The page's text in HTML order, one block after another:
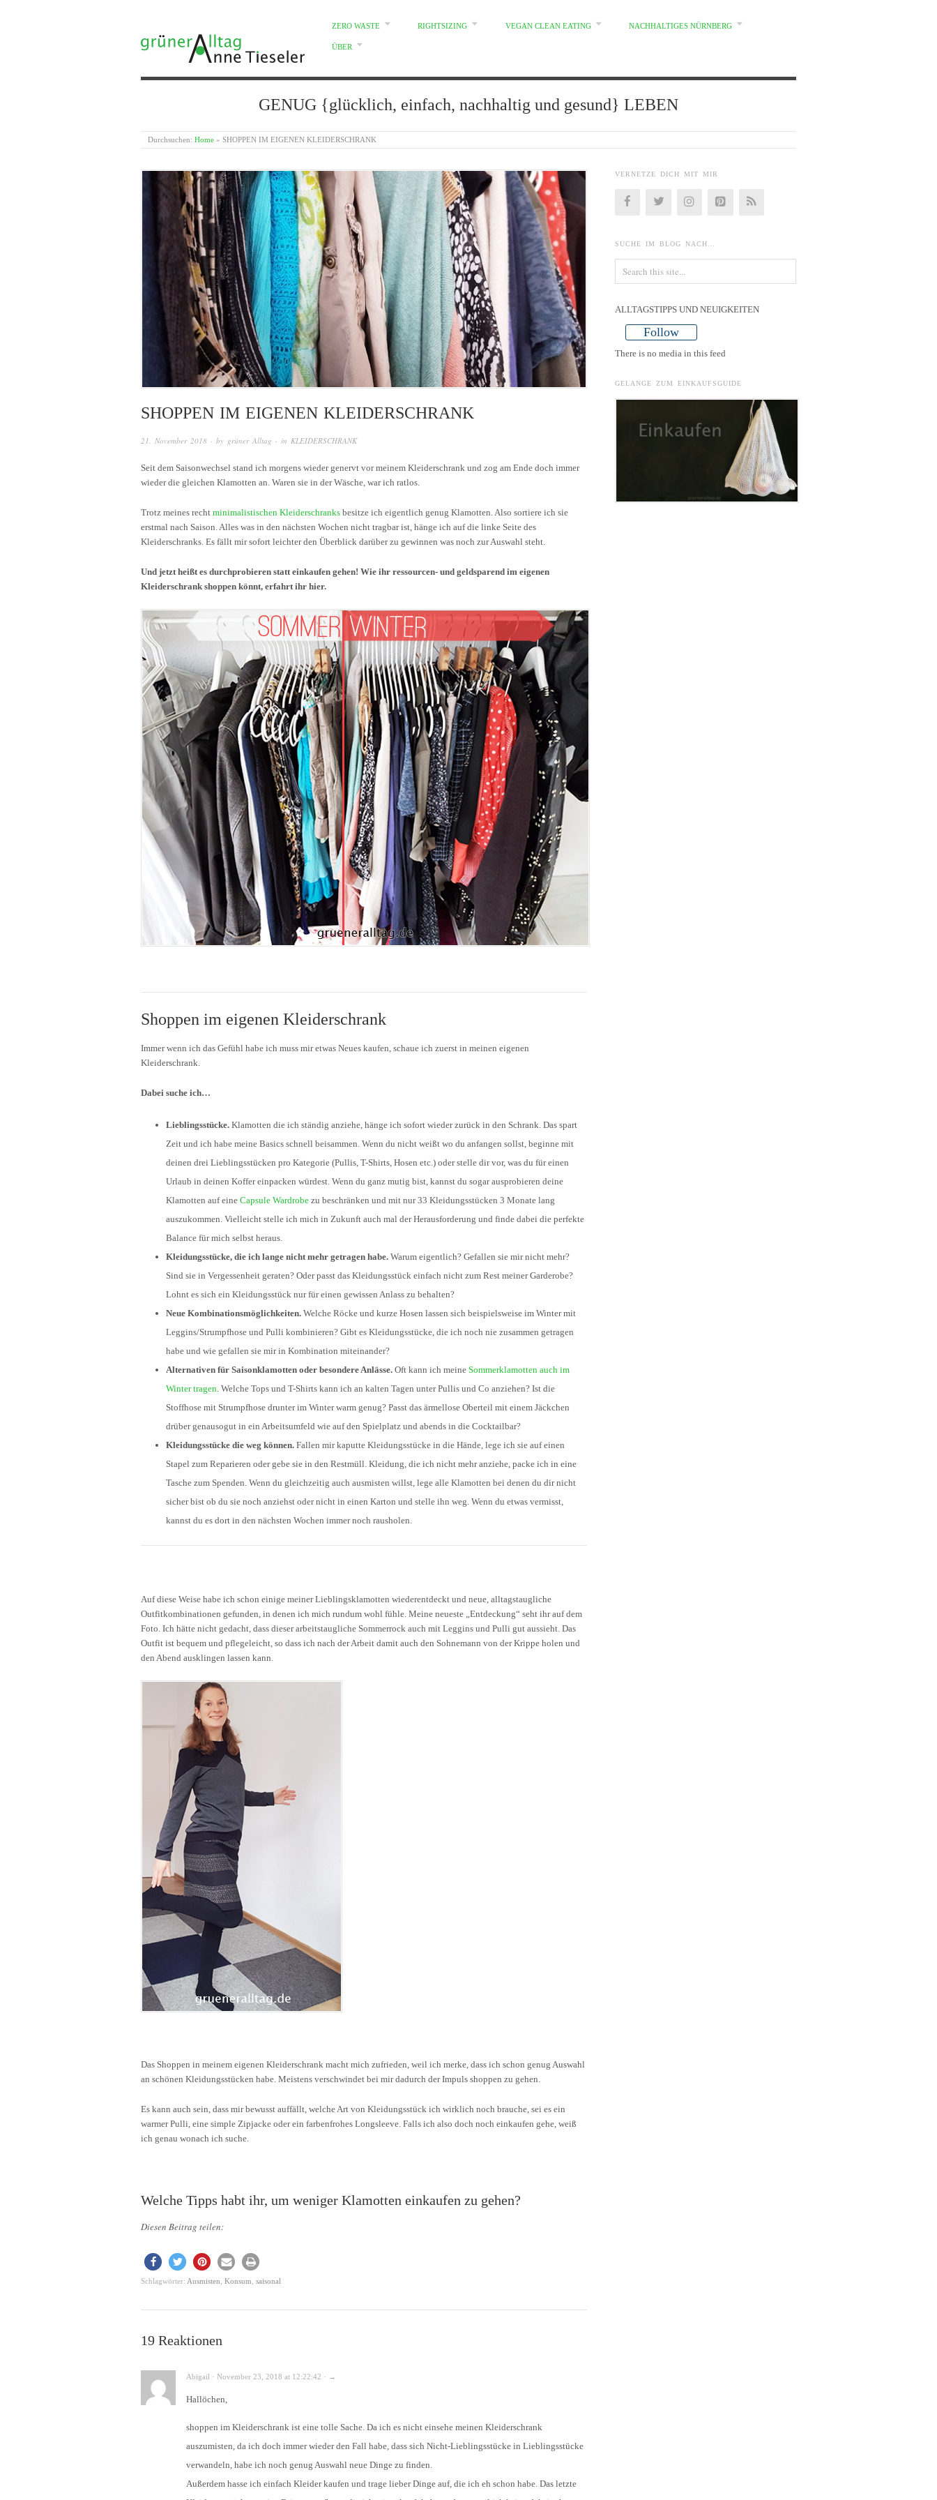
GRÜNER ALLTAG
ZERO WASTE RIGHTSIZING VEGAN CLEAN EATING NACHHALTIGES NÜRNBERG
ÜBER
GENUG {glücklich, einfach, nachhaltig und gesund} LEBEN
Durchsuchen: Home » SHOPPEN IM EIGENEN KLEIDERSCHRANK
SHOPPEN IM EIGENEN KLEIDERSCHRANK
21. November 2018 · by grüner Alltag · in KLEIDERSCHRANK
Seit dem Saisonwechsel stand ich morgens wieder genervt vor meinem Kleiderschrank und zog am Ende doch immer
wieder die gleichen Klamotten an. Waren sie in der Wäsche, war ich ratlos.
Trotz meines recht minimalistischen Kleiderschranks besitze ich eigentlich genug Klamotten. Also sortiere ich sie
erstmal nach Saison. Alles was in den nächsten Wochen nicht tragbar ist, hänge ich auf die linke Seite des
Kleiderschranks. Es fällt mir sofort leichter den Überblick darüber zu gewinnen was noch zur Auswahl steht.
Und jetzt heißt es durchprobieren statt einkaufen gehen! Wie ihr ressourcen- und geldsparend im eigenen
Kleiderschrank shoppen könnt, erfahrt ihr hier.
Shoppen im eigenen Kleiderschrank
Immer wenn ich das Gefühl habe ich muss mir etwas Neues kaufen, schaue ich zuerst in meinen eigenen
Kleiderschrank.
Dabei suche ich…
Lieblingsstücke. Klamotten die ich ständig anziehe, hänge ich sofort wieder zurück in den Schrank. Das spart
Zeit und ich habe meine Basics schnell beisammen. Wenn du nicht weißt wo du anfangen sollst, beginne mit
deinen drei Lieblingsstücken pro Kategorie (Pullis, T-Shirts, Hosen etc.) oder stelle dir vor, was du für einen
Urlaub in deinen Koffer einpacken würdest. Wenn du ganz mutig bist, kannst du sogar ausprobieren deine
Klamotten auf eineCapsule Wardrobe zu beschränken und mit nur 33 Kleidungsstücken 3 Monate lang
auszukommen. Vielleicht stelle ich mich in Zukunft auch mal der Herausforderung und finde dabei die perfekte
Balance für mich selbst heraus.
Kleidungsstücke, die ich lange nicht mehr getragen habe. Warum eigentlich? Gefallen sie mir nicht mehr?
Sind sie in Vergessenheit geraten? Oder passt das Kleidungsstück einfach nicht zum Rest meiner Garderobe?
Lohnt es sich ein Kleidungsstück nur für einen gewissen Anlass zu behalten?
Neue Kombinationsmöglichkeiten. Welche Röcke und kurze Hosen lassen sich beispielsweise im Winter mit
Leggins/Strumpfhose und Pulli kombinieren? Gibt es Kleidungsstücke, die ich noch nie zusammen getragen
habe und wie gefallen sie mir in Kombination miteinander?
Alternativen für Saisonklamotten oder besondere Anlässe. Oft kann ich meineSommerklamotten auch im
Winter tragen . Welche Tops und T-Shirts kann ich an kalten Tagen unter Pullis und Co anziehen? Ist die
Stoffhose mit Strumpfhose drunter im Winter warm genug? Passt das ärmellose Oberteil mit einem Jäckchen
drüber genausogut in ein Arbeitsumfeld wie auf den Spielplatz und abends in die Cocktailbar?
Kleidungsstücke die weg können. Fallen mir kaputte Kleidungsstücke in die Hände, lege ich sie auf einen
Stapel zum Reparieren oder gebe sie in den Restmüll. Kleidung, die ich nicht mehr anziehe, packe ich in eine
Tasche zum Spenden. Wenn du gleichzeitig auch ausmisten willst, lege alle Klamotten bei denen du dir nicht
sicher bist ob du sie noch anziehst oder nicht in einen Karton und stelle ihn weg. Wenn du etwas vermisst,
kannst du es dort in den nächsten Wochen immer noch rausholen.
Auf diese Weise habe ich schon einige meiner Lieblingsklamotten wiederentdeckt und neue, alltagstaugliche
Outfitkombinationen gefunden, in denen ich mich rundum wohl fühle. Meine neueste „Entdeckung“ seht ihr auf dem
Foto. Ich hätte nicht gedacht, dass dieser arbeitstaugliche Sommerrock auch mit Leggins und Pulli gut aussieht. Das
Outfit ist bequem und pflegeleicht, so dass ich nach der Arbeit damit auch den Sohnemann von der Krippe holen und
den Abend ausklingen lassen kann.
Das Shoppen in meinem eigenen Kleiderschrank macht mich zufrieden, weil ich merke, dass ich schon genug Auswahl
an schönen Kleidungsstücken habe. Meistens verschwindet bei mir dadurch der Impuls shoppen zu gehen.
Es kann auch sein, dass mir bewusst auffällt, welche Art von Kleidungsstück ich wirklich noch brauche, sei es ein
warmer Pulli, eine simple Zipjacke oder ein farbenfrohes Longsleeve. Falls ich also doch noch einkaufen gehe, weiß
ich genau wonach ich suche.
Welche Tipps habt ihr, um weniger Klamotten einkaufen zu gehen?
Diesen Beitrag teilen:
Schlagwörter: Ausmisten, Konsum, saisonal
19 Reaktionen
Abigail · November 23, 2018 at 12:22:42 · →
Hallöchen,
shoppen im Kleiderschrank ist eine tolle Sache. Da ich es nicht einsehe meinen Kleiderschrank
auszumisten, da ich doch immer wieder den Fall habe, dass sich Nicht-Lieblingsstücke in Lieblingsstücke
verwandeln, habe ich noch genug Auswahl neue Dinge zu finden.
Außerdem hasse ich einfach Kleider kaufen und trage lieber Dinge auf, die ich eh schon habe. Das letzte
VERNETZE DICH MIT MIR
SUCHE IM BLOG NACH…
ALLTAGSTIPPS UND NEUIGKEITEN
Follow
There is no media in this feed
GELANGE ZUM EINKAUFSGUIDE